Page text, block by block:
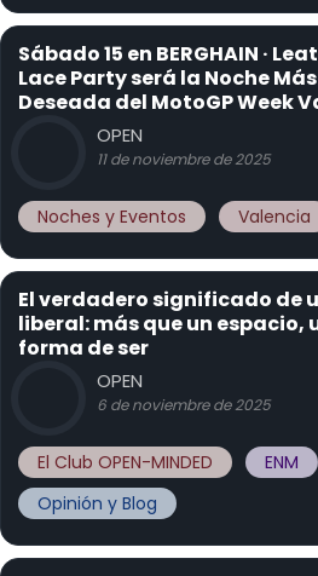
Sábado 15 en BERGHAIN ·
Lace Party será la Noche Más
Deseada del MotoGP Week
OPEN
11 de noviembre de 2025
Noches y Eventos Valencia
El verdadero significado de
liberal: más que un espacio,
forma de ser
OPEN
6 de noviembre de 2025
El Club OPEN-MINDED
ENM
Opinión y Blog